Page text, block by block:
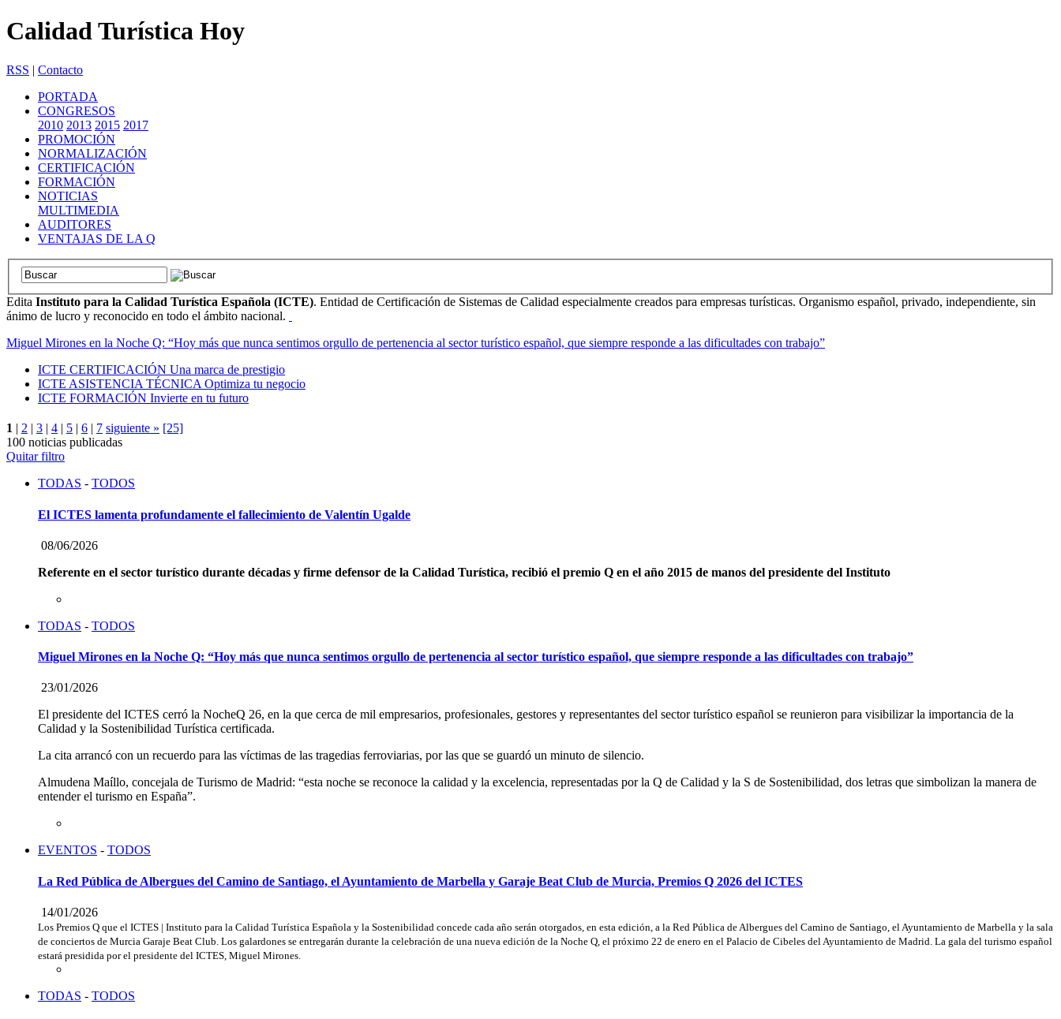
Calidad Turística Hoy
RSS | Contacto
PORTADA
CONGRESOS
2010 2013 2015 2017
PROMOCIÓN
NORMALIZACIÓN
CERTIFICACIÓN
FORMACIÓN
NOTICIAS
MULTIMEDIA
AUDITORES
VENTAJAS DE LA Q
Edita Instituto para la Calidad Turística Española (ICTE). Entidad de Certificación de Sistemas de Calidad especialmente creados para empresas turísticas. Organismo español, privado, independiente, sin
ánimo de lucro y reconocido en todo el ámbito nacional.
Miguel Mirones en la Noche Q: “Hoy más que nunca sentimos orgullo de pertenencia al sector turístico español, que siempre responde a las dificultades con trabajo”
ICTE CERTIFICACIÓN Una marca de prestigio
ICTE ASISTENCIA TÉCNICA Optimiza tu negocio
ICTE FORMACIÓN Invierte en tu futuro
1 | 2 | 3 | 4 | 5 | 6 | 7 siguiente » [25]
100 noticias publicadas
Quitar filtro
TODAS - TODOS
El ICTES lamenta profundamente el fallecimiento de Valentín Ugalde
08/06/2026
Referente en el sector turístico durante décadas y firme defensor de la Calidad Turística, recibió el premio Q en el año 2015 de manos del presidente del Instituto
TODAS - TODOS
Miguel Mirones en la Noche Q: “Hoy más que nunca sentimos orgullo de pertenencia al sector turístico español, que siempre responde a las dificultades con trabajo”
23/01/2026
El presidente del ICTES cerró la NocheQ 26, en la que cerca de mil empresarios, profesionales, gestores y representantes del sector turístico español se reunieron para visibilizar la importancia de la
Calidad y la Sostenibilidad Turística certificada.
La cita arrancó con un recuerdo para las víctimas de las tragedias ferroviarias, por las que se guardó un minuto de silencio.
Almudena Maíllo, concejala de Turismo de Madrid: “esta noche se reconoce la calidad y la excelencia, representadas por la Q de Calidad y la S de Sostenibilidad, dos letras que simbolizan la manera de
entender el turismo en España”.
EVENTOS - TODOS
La Red Pública de Albergues del Camino de Santiago, el Ayuntamiento de Marbella y Garaje Beat Club de Murcia, Premios Q 2026 del ICTES
14/01/2026
Los Premios Q que el ICTES | Instituto para la Calidad Turística Española y la Sostenibilidad concede cada año serán otorgados, en esta edición, a la Red Pública de Albergues del Camino de Santiago, el Ayuntamiento de Marbella y la sala
de conciertos de Murcia Garaje Beat Club. Los galardones se entregarán durante la celebración de una nueva edición de la Noche Q, el próximo 22 de enero en el Palacio de Cibeles del Ayuntamiento de Madrid. La gala del turismo español
estará presidida por el presidente del ICTES, Miguel Mirones.
TODAS - TODOS